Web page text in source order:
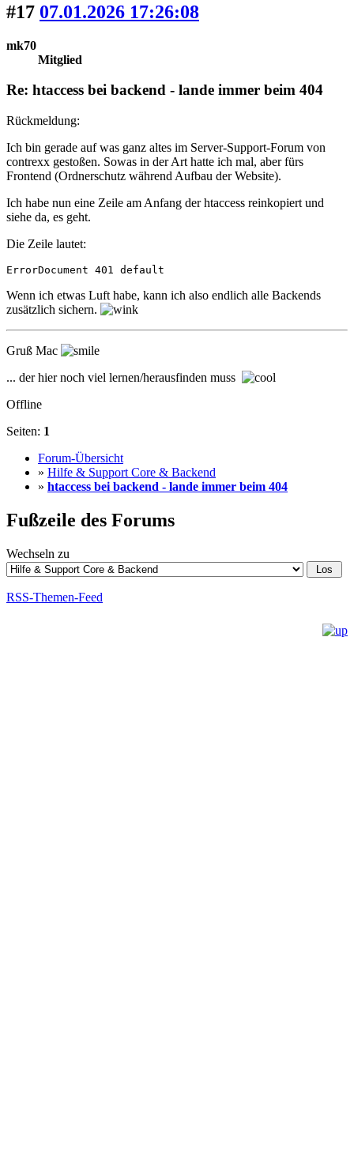
#17 07.01.2026 17:26:08
mk70
Mitglied
Re: htaccess bei backend - lande immer beim 404
Rückmeldung:
Ich bin gerade auf was ganz altes im Server-Support-Forum von
contrexx gestoßen. Sowas in der Art hatte ich mal, aber fürs
Frontend (Ordnerschutz während Aufbau der Website).
Ich habe nun eine Zeile am Anfang der htaccess reinkopiert und
siehe da, es geht.
Die Zeile lautet:
ErrorDocument 401 default
Wenn ich etwas Luft habe, kann ich also endlich alle Backends
zusätzlich sichern.
Gruß Mac
... der hier noch viel lernen/herausfinden muss
Offline
Seiten: 1
Forum-Übersicht
» Hilfe & Support Core & Backend
» htaccess bei backend - lande immer beim 404
Fußzeile des Forums
Wechseln zu
RSS-Themen-Feed